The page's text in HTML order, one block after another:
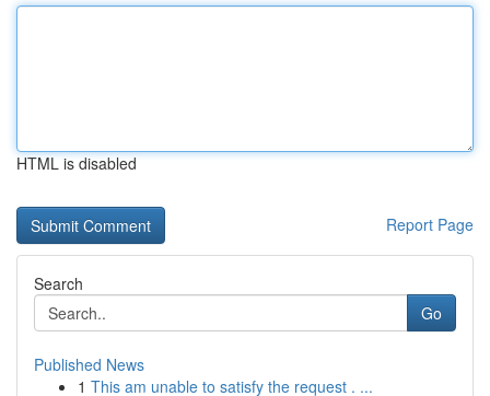
HTML is disabled
Report Page
Search
Go
Published News
1 This am unable to satisfy the request . ...